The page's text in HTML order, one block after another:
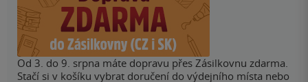
Od 3. do 9. srpna máte dopravu přes Zásilkovnu zdarma.
Stačí si v košíku vybrat doručení do výdejního místa nebo